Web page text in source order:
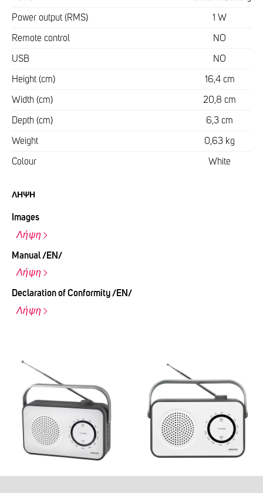
Power output (RMS) 1 W
Remote control NO
USB NO
Height (cm) 16,4 cm
Width (cm) 20,8 cm
Depth (cm) 6,3 cm
Weight 0,63 kg
Colour White
ΛΉΨΗ
Images
Λήψη
Manual /EN/
Λήψη
Declaration of Conformity /EN/
Λήψη